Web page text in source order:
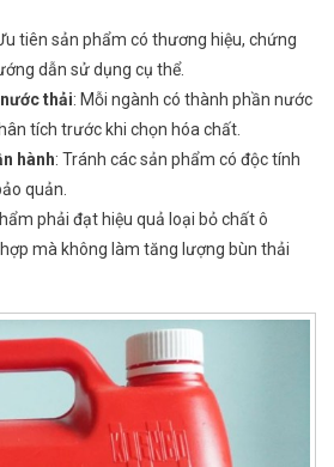
tiên sản phẩm có thương hiệu, chứng
dẫn sử dụng cụ thể.
thải: Mỗi ngành có thành phần nước
tích trước khi chọn hóa chất.
hành: Tránh các sản phẩm có độc tính
quản.
phải đạt hiệu quả loại bỏ chất ô
mà không làm tăng lượng bùn thải